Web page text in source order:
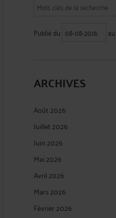
Publié du au
ARCHIVES
Août 2026
Juillet 2026
Juin 2026
Mai 2026
Avril 2026
Mars 2026
Février 2026